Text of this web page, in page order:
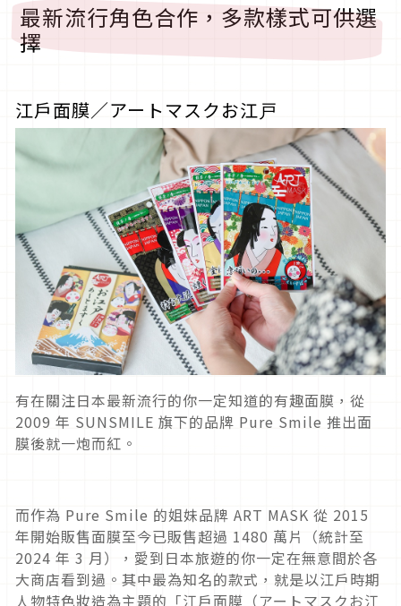
最新流行角色合作，多款樣式可供選
擇
江戶面膜／アートマスクお江戸
有在關注日本最新流行的你一定知道的有趣面膜，從
2009 年 SUNSMILE 旗下的品牌 Pure Smile 推出面
膜後就一炮而紅。
而作為 Pure Smile 的姐妹品牌 ART MASK 從 2015
年開始販售面膜至今已販售超過 1480 萬片（統計至
2024 年 3 月），愛到日本旅遊的你一定在無意間於各
大商店看到過。其中最為知名的款式，就是以江戶時期
人物特色妝造為主題的「江戶面膜（アートマスクお江